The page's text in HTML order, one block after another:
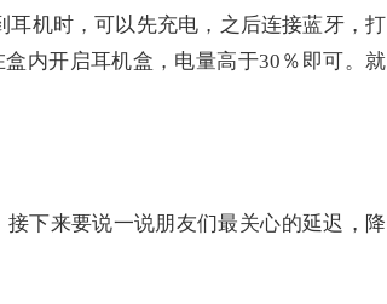
机时，可以先充电，之后连接蓝牙，打
内开启耳机盒，电量高于30％即可。就
下来要说一说朋友们最关心的延迟，降